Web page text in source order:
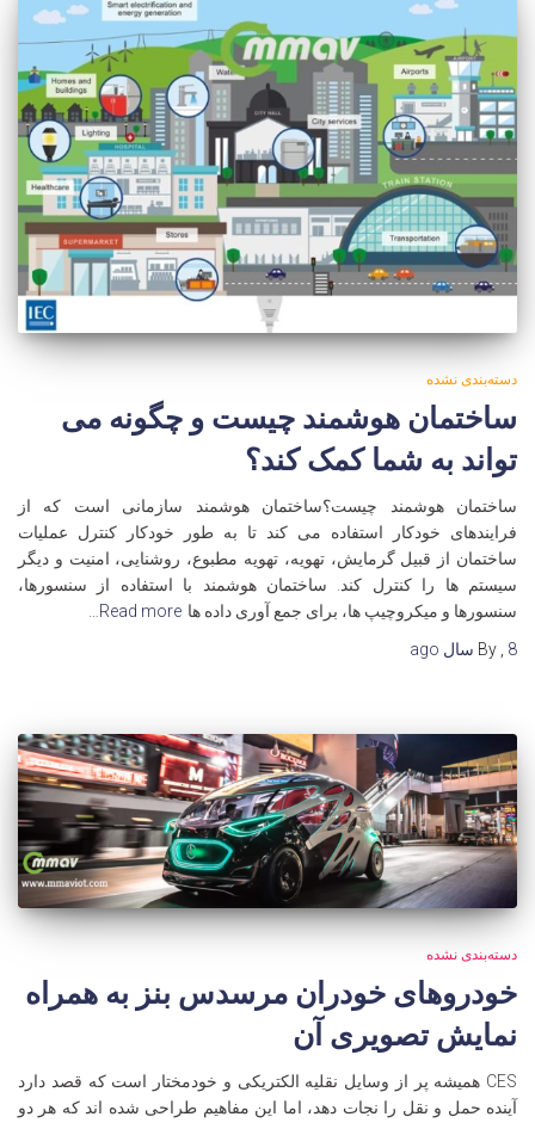
دسته‌بندی نشده
ساختمان هوشمند چیست و چگونه می
تواند به شما کمک کند؟
ساختمان هوشمند چیست؟ساختمان هوشمند سازمانی است که از
فرایندهای خودکار استفاده می کند تا به طور خودکار کنترل عملیات
ساختمان از قبیل گرمایش، تهویه، تهویه مطبوع، روشنایی، امنیت و دیگر
سیستم ها را کنترل کند. ساختمان هوشمند با استفاده از سنسورها،
سنسورها و میکروچیپ ها، برای جمع آوری داده ها Read more…
By , 8 سال
دسته‌بندی نشده
خودروهای خودران مرسدس بنز به همراه
نمایش تصویری آن
CES همیشه پر از وسایل نقلیه الکتریکی و خودمختار است که قصد دارد
آینده حمل و نقل را نجات دهد، اما این مفاهیم طراحی شده اند که هر دو